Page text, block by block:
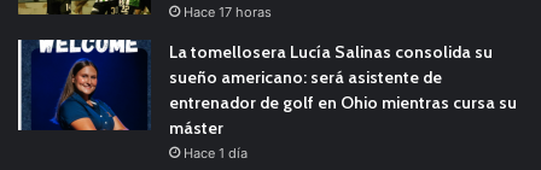
Hace 17 horas
La tomellosera Lucía Salinas consolida su
sueño americano: será asistente de
entrenador de golf en Ohio mientras cursa su
máster
Hace 1 día